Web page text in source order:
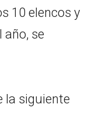
10 elencos y
se
la siguiente